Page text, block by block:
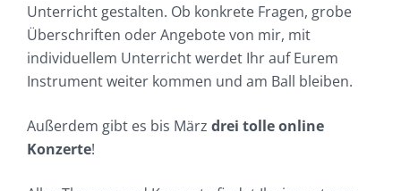
Unterricht gestalten. Ob konkrete Fragen, grobe
Überschriften oder Angebote von mir, mit
individuellem Unterricht werdet Ihr auf Eurem
Instrument weiter kommen und am Ball bleiben.
Außerdem gibt es bis März drei tolle online
Konzerte!